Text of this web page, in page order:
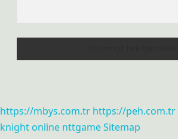
https://mbys.com.tr https://peh.com.tr
knight online nttgameSitemap